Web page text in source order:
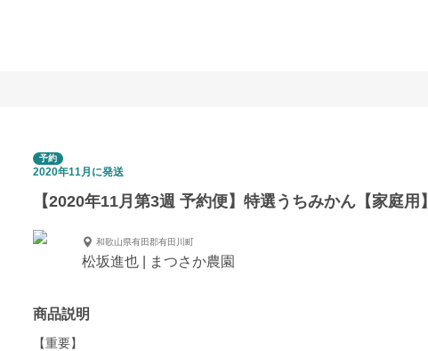
予約
2020年11月に発送
【2020年11月第3週 予約便】特選うちみかん【家庭用】
和歌山県有田郡有田川町
松坂進也 | まつさか農園
商品説明
【重要】